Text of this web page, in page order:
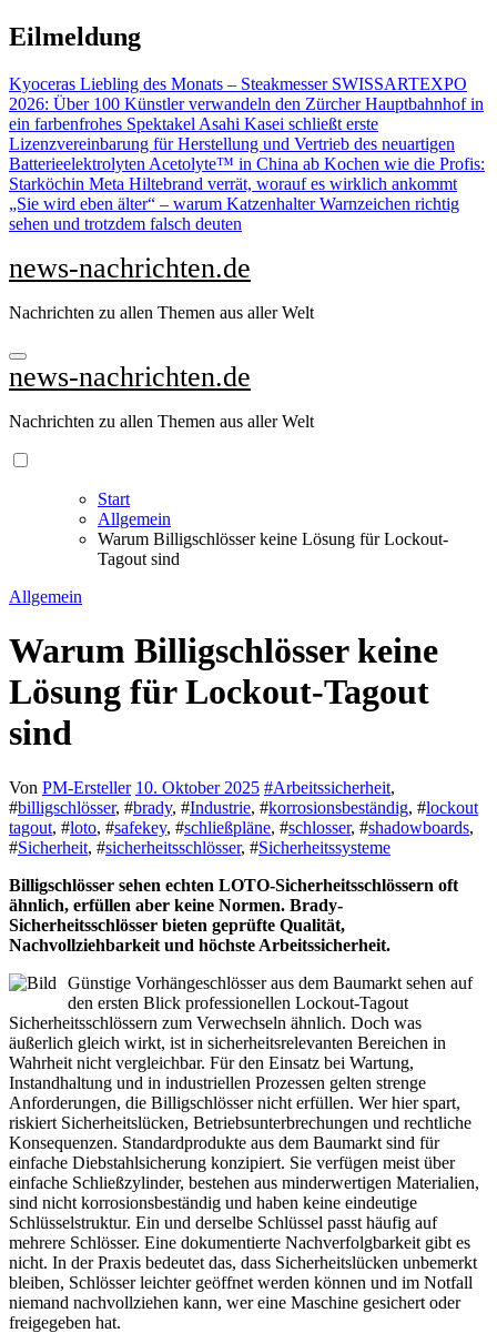
Zu
Inhalten
Eilmeldung
Kyoceras Liebling des Monats – Steakmesser SWISSARTEXPO
2026: Über 100 Künstler verwandeln den Zürcher Hauptbahnhof in
ein farbenfrohes Spektakel Asahi Kasei schließt erste
Lizenzvereinbarung für Herstellung und Vertrieb des neuartigen
Batterieelektrolyten Acetolyte™ in China ab Kochen wie die Profis:
Starköchin Meta Hiltebrand verrät, worauf es wirklich ankommt
„Sie wird eben älter“ – warum Katzenhalter Warnzeichen richtig
sehen und trotzdem falsch deuten
news-nachrichten.de
Nachrichten zu allen Themen aus aller Welt
news-nachrichten.de
Nachrichten zu allen Themen aus aller Welt
Start
Allgemein
Warum Billigschlösser keine Lösung für Lockout-
Tagout sind
Allgemein
Warum Billigschlösser keine
Lösung für Lockout-Tagout
sind
Von PM-Ersteller 10. Oktober 2025 #Arbeitssicherheit,
#billigschlösser, #brady, #Industrie, #korrosionsbeständig, #lockout
tagout, #loto, #safekey, #schließpläne, #schlosser, #shadowboards,
#Sicherheit, #sicherheitsschlösser, #Sicherheitssysteme
Billigschlösser sehen echten LOTO-Sicherheitsschlössern oft
ähnlich, erfüllen aber keine Normen. Brady-
Sicherheitsschlösser bieten geprüfte Qualität,
Nachvollziehbarkeit und höchste Arbeitssicherheit.
Günstige Vorhängeschlösser aus dem Baumarkt sehen auf
den ersten Blick professionellen Lockout-Tagout
Sicherheitsschlössern zum Verwechseln ähnlich. Doch was
äußerlich gleich wirkt, ist in sicherheitsrelevanten Bereichen in
Wahrheit nicht vergleichbar. Für den Einsatz bei Wartung,
Instandhaltung und in industriellen Prozessen gelten strenge
Anforderungen, die Billigschlösser nicht erfüllen. Wer hier spart,
riskiert Sicherheitslücken, Betriebsunterbrechungen und rechtliche
Konsequenzen. Standardprodukte aus dem Baumarkt sind für
einfache Diebstahlsicherung konzipiert. Sie verfügen meist über
einfache Schließzylinder, bestehen aus minderwertigen Materialien,
sind nicht korrosionsbeständig und haben keine eindeutige
Schlüsselstruktur. Ein und derselbe Schlüssel passt häufig auf
mehrere Schlösser. Eine dokumentierte Nachverfolgbarkeit gibt es
nicht. In der Praxis bedeutet das, dass Sicherheitslücken unbemerkt
bleiben, Schlösser leichter geöffnet werden können und im Notfall
niemand nachvollziehen kann, wer eine Maschine gesichert oder
freigegeben hat.